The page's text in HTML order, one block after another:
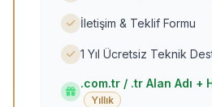
İletişim & Teklif Formu
1 Yıl Ücretsiz Teknik
.com.tr / .tr Alan Adı +
Yıllık